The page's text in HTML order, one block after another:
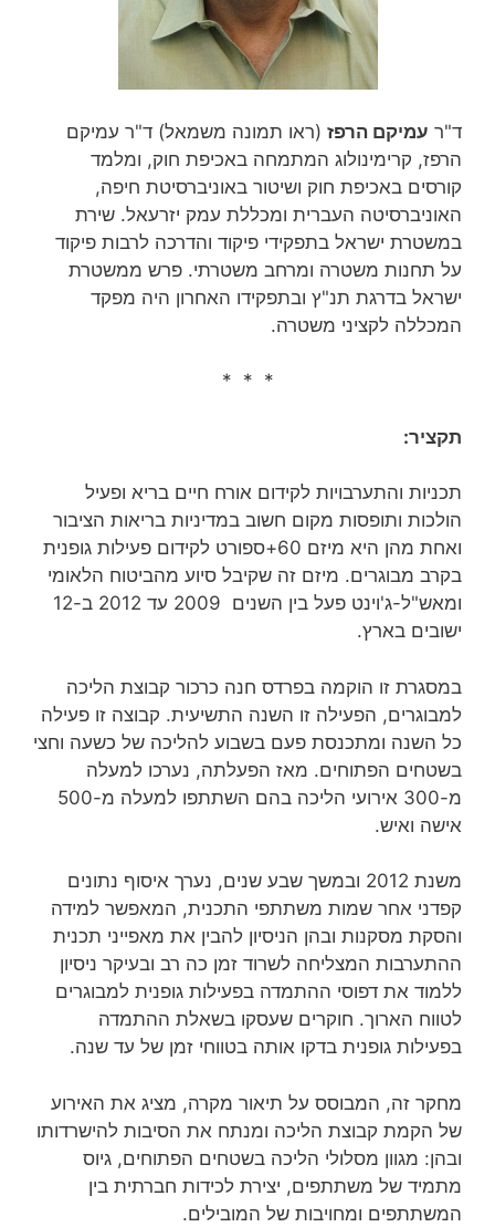
ד"ר עמיקם הרפז (ראו תמונה משמאל) ד"ר עמיקם
הרפז, קרימינולוג המתמחה באכיפת חוק, ומלמד
קורסים באכיפת חוק ושיטור באוניברסיטת חיפה,
האוניברסיטה העברית ומכללת עמק יזרעאל. שירת
במשטרת ישראל בתפקידי פיקוד והדרכה לרבות פיקוד
על תחנות משטרה ומרחב משטרתי. פרש ממשטרת
ישראל בדרגת תנ"ץ ובתפקידו האחרון היה מפקד
המכללה לקציני משטרה.
* * *
תקציר:
תכניות והתערבויות לקידום אורח חיים בריא ופעיל
הולכות ותופסות מקום חשוב במדיניות בריאות הציבור
ואחת מהן היא מיזם 60+ספורט לקידום פעילות גופנית
בקרב מבוגרים. מיזם זה שקיבל סיוע מהביטוח הלאומי
ומאש"ל-ג'וינט פעל בין השנים 2009 עד 2012 ב-12
ישובים בארץ.
במסגרת זו הוקמה בפרדס חנה כרכור קבוצת הליכה
למבוגרים, הפעילה זו השנה התשיעית. קבוצה זו פעילה
כל השנה ומתכנסת פעם בשבוע להליכה של כשעה וחצי
בשטחים הפתוחים. מאז הפעלתה, נערכו למעלה
מ-300 אירועי הליכה בהם השתתפו למעלה מ-500
אישה ואיש.
משנת 2012 ובמשך שבע שנים, נערך איסוף נתונים
קפדני אחר שמות משתתפי התכנית, המאפשר למידה
והסקת מסקנות ובהן הניסיון להבין את מאפייני תכנית
ההתערבות המצליחה לשרוד זמן כה רב ובעיקר ניסיון
ללמוד את דפוסי ההתמדה בפעילות גופנית למבוגרים
לטווח הארוך. חוקרים שעסקו בשאלת ההתמדה
בפעילות גופנית בדקו אותה בטווחי זמן של עד שנה.
מחקר זה, המבוסס על תיאור מקרה, מציג את האירוע
של הקמת קבוצת הליכה ומנתח את הסיבות להישרדותו
ובהן: מגוון מסלולי הליכה בשטחים הפתוחים, גיוס
מתמיד של משתתפים, יצירת לכידות חברתית בין
המשתתפים ומחויבות של המובילים.